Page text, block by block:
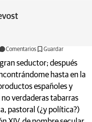
Comentarios Guardar
seductor; después
hasta en la
españoles y
verdaderas tabarras
pastoral (¿y política?)